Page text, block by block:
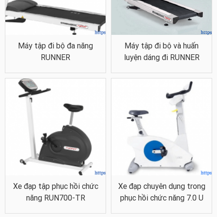
Máy đi bộ bàn đạp sử dụng màn hình hiển thị kích thước lớn với các
Máy tập đi bộ đa năng
RUNNER
Máy tập đi bộ và huấn
luyện dáng đi RUNNER
Xe đạp tập phục hồi chức
năng RUN700-TR
Xe đạp chuyên dụng trong
phục hồi chức năng 7.0 U